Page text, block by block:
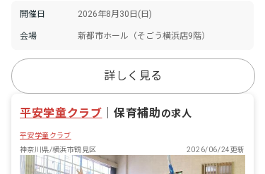
開催日 2026年8月30日(日)
会場 新都市ホール（そごう横浜店9階）
詳しく見る
平安学童クラブ ｜保育補助の求人
平安学童クラブ
神奈川県/横浜市鶴見区
2026/06/24更新